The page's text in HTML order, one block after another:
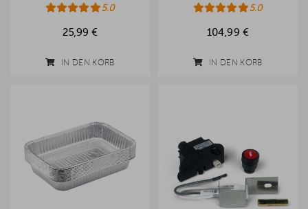
5.0
25,99 €
IN DEN KORB
5.0
104,99 €
IN DEN KORB